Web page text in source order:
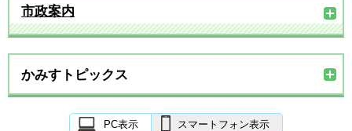
市政案内
かみすトピックス
PC表示 スマートフォン表示